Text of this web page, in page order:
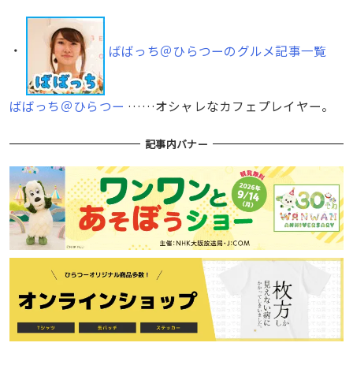
・ ばばっち＠ひらつーのグルメ記事一覧
ばばっち＠ひらつー ……オシャレなカフェプレイヤー。
記事内バナー